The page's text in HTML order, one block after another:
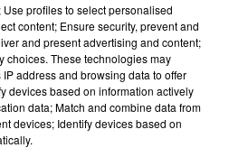
LENS : UNE FEMME ET
VIE ET LA...
par le feu après avoir
et leur bébé de trois mois
profiles to select personalised
content; Ensure security, prevent and
and present advertising and content;
choices. These technologies may
address and browsing data to offer
devices based on information actively
data; Match and combine data from
devices; Identify devices based on